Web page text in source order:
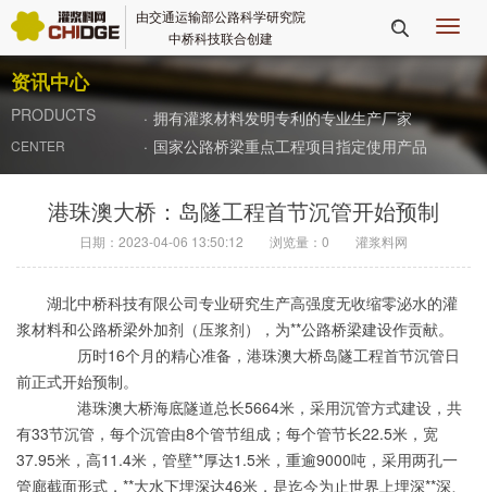
切
换
航

由交通运输部公路科学研究院
中桥科技联合创建
资讯中心
PRODUCTS
CENTER
· 拥有灌浆材料发明专利的专业生产厂家
· 国家公路桥梁重点工程项目指定使用产品
港珠澳大桥：岛隧工程首节沉管开始预制
日期：2023-04-06 13:50:12 浏览量： 0 灌浆料网
湖北中桥科技有限公司专业研究生产高强度无收缩零泌水的灌
浆材料和公路桥梁外加剂（压浆剂），为**公路桥梁建设作贡献。
历时16个月的精心准备，港珠澳大桥岛隧工程首节沉管日
前正式开始预制。
港珠澳大桥海底隧道总长5664米，采用沉管方式建设，共
有33节沉管，每个沉管由8个管节组成；每个管节长22.5米，宽
37.95米，高11.4米，管壁**厚达1.5米，重逾9000吨，采用两孔一
管廊截面形式，**大水下埋深达46米，是迄今为止世界上埋深**深、